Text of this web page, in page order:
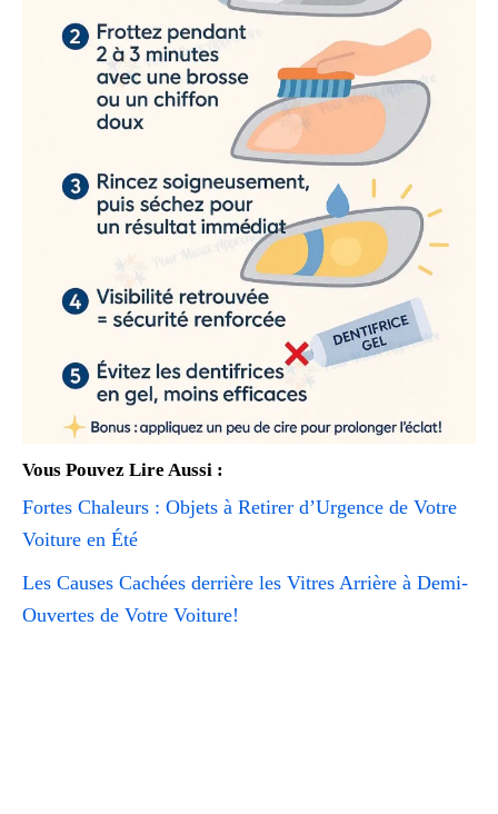
Vous Pouvez Lire Aussi :
Fortes Chaleurs : Objets à Retirer d’Urgence de Votre
Voiture en Été
Les Causes Cachées derrière les Vitres Arrière à Demi-
Ouvertes de Votre Voiture!